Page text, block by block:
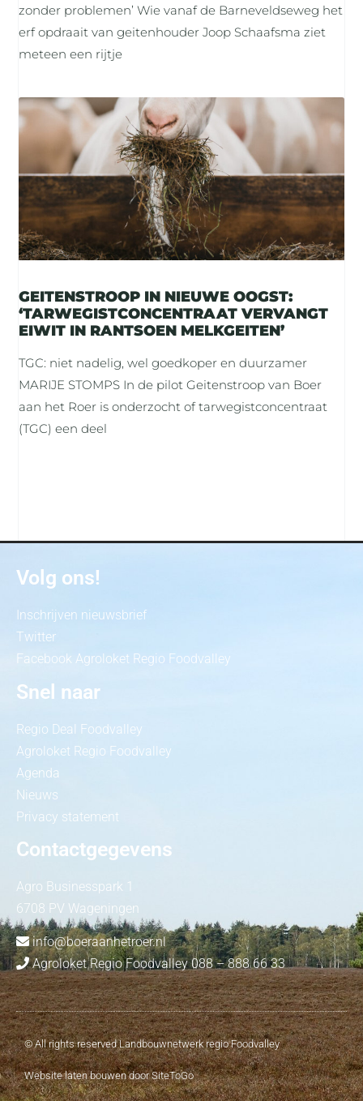
zonder problemen’ Wie vanaf de Barneveldseweg het
erf opdraait van geitenhouder Joop Schaafsma ziet
meteen een rijtje
GEITENSTROOP IN NIEUWE OOGST:
‘TARWEGISTCONCENTRAAT VERVANGT
EIWIT IN RANTSOEN MELKGEITEN’
TGC: niet nadelig, wel goedkoper en duurzamer
MARIJE STOMPS In de pilot Geitenstroop van Boer
aan het Roer is onderzocht of tarwegistconcentraat
(TGC) een deel
Volg ons!
Inschrijven nieuwsbrief
Twitter
Facebook Agroloket Regio Foodvalley
Snel naar
Regio Deal Foodvalley
Agroloket Regio Foodvalley
Agenda
Nieuws
Privacy statement
Contactgegevens
Agro Businesspark 1
6708 PV Wageningen
info@boeraanhetroer.nl
Agroloket Regio Foodvalley 088 – 888 66 33
© All rights reserved Landbouwnetwerk regio Foodvalley
Website laten bouwen door SiteToGo